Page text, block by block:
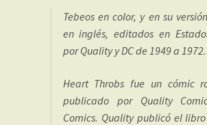
Tebeos en color, y en su
en inglés, editados en
por Quality y DC de 1949 a 1972.
Heart Throbs fue un cómic
publicado por Quality
Comics. Quality publicó el